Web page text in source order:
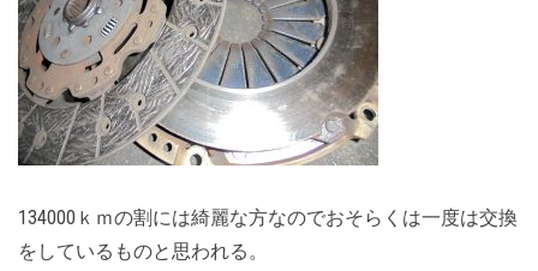
134000ｋｍの割には綺麗な方なのでおそらくは一度は交換
をしているものと思われる。